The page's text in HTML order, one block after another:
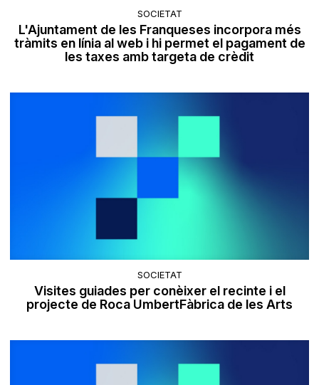
SOCIETAT
L'Ajuntament de les Franqueses incorpora més
tràmits en línia al web i hi permet el pagament de
les taxes amb targeta de crèdit
SOCIETAT
Visites guiades per conèixer el recinte i el
projecte de Roca UmbertFàbrica de les Arts